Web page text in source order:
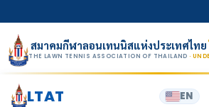
สมาคมกีฬาลอนเทนนิสแห่งประเทศไทย
THE LAWN TENNIS ASSOCIATION OF THAILAND ·
LTAT EN